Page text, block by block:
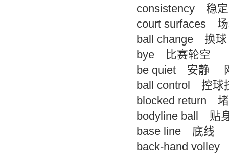
consistency 稳
court surfaces
ball change 换球
bye 比赛轮空
be quiet 安静
ball control 控球
blocked return
bodyline ball 贴
base line 底线
back-hand volley